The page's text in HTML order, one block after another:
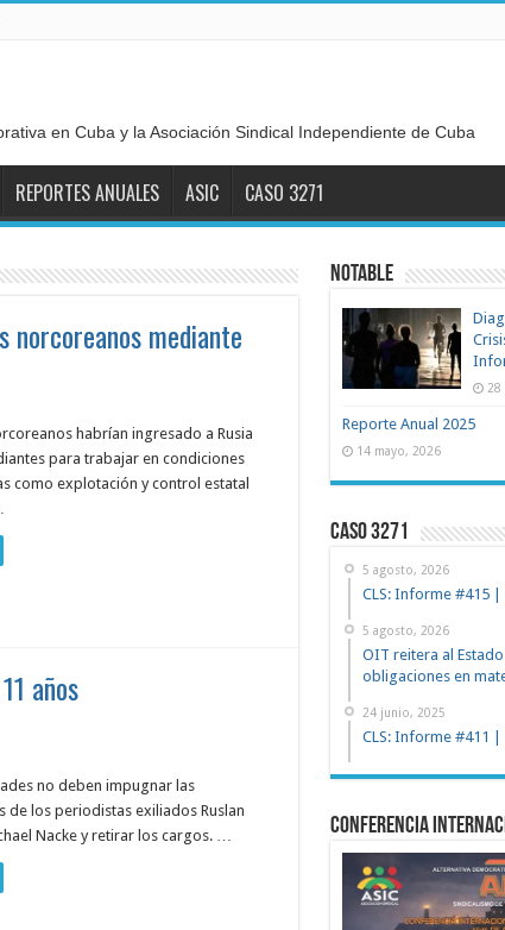
en Cuba y la Asociación Sindical Independiente de Cuba
REPORTES ANUALES ASIC CASO 3271
norcoreanos mediante
habrían ingresado a Rusia
para trabajar en condiciones
como explotación y control estatal
años
no deben impugnar las
de los periodistas exiliados Ruslan
Nacke y retirar los cargos. …
NOTABLE
28
Reporte Anual 2025
14 mayo, 2026
Caso 3271
5 agosto, 2026
CLS: Informe #415 |
5 agosto, 2026
OIT reitera al
obligaciones en
24 junio, 2025
CLS: Informe #411 |
Conferencia